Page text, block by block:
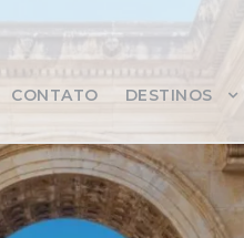
CONTATO DESTINOS